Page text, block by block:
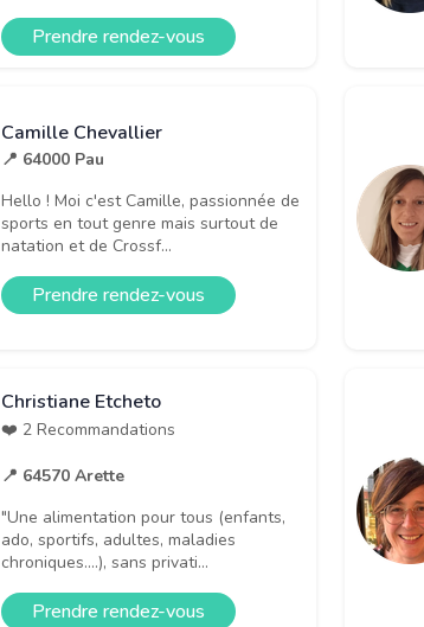
Prendre rendez-vous
Camille Chevallier
📍 64000 Pau
Hello ! Moi c'est Camille, passionnée de
sports en tout genre mais surtout de
natation et de Crossf...
Prendre rendez-vous
Christiane Etcheto
❤️ 2 Recommandations
📍 64570 Arette
"Une alimentation pour tous (enfants,
ado, sportifs, adultes, maladies
chroniques....), sans privati...
Prendre rendez-vous